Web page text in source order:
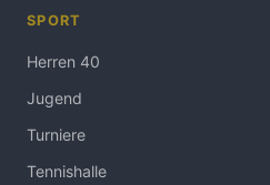
SPORT
Herren 40
Jugend
Turniere
Tennishalle